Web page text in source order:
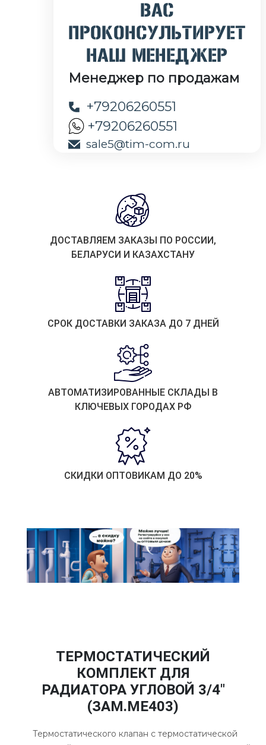
ВАС
ПРОКОНСУЛЬТИРУЕТ
НАШ МЕНЕДЖЕР
Менеджер по продажам
+79206260551
+79206260551
sale5@tim-com.ru
ДОСТАВЛЯЕМ ЗАКАЗЫ ПО РОССИИ,
БЕЛАРУСИ И КАЗАХСТАНУ
СРОК ДОСТАВКИ ЗАКАЗА ДО 7 ДНЕЙ
АВТОМАТИЗИРОВАННЫЕ СКЛАДЫ В
КЛЮЧЕВЫХ ГОРОДАХ РФ
СКИДКИ ОПТОВИКАМ ДО 20%
ТЕРМОСТАТИЧЕСКИЙ
КОМПЛЕКТ ДЛЯ
РАДИАТОРА УГЛОВОЙ 3/4"
(ЗАМ.ME403)
Термостатического клапан c термостатической